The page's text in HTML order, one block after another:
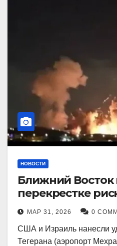
НОВОСТИ
Ближний Восток
перекрестке
МАР 31, 2026 0
США и Израиль нанесли
Тегерана (аэропорт